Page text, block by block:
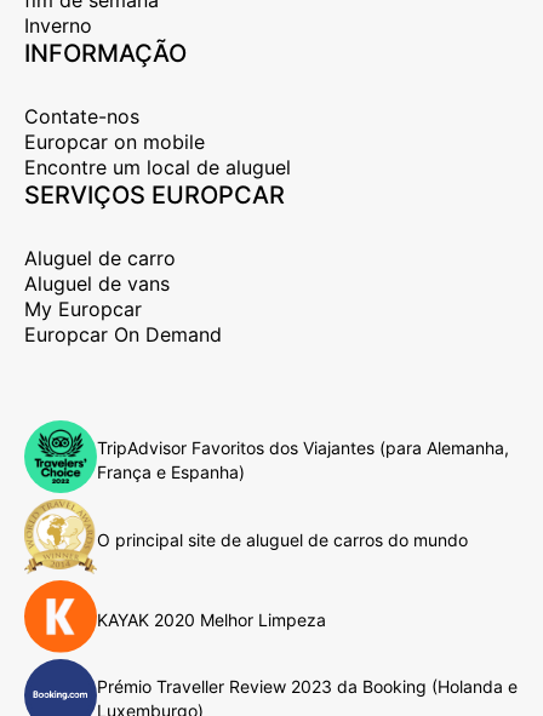
Inverno
INFORMAÇÃO
Contate-nos
Europcar on mobile
Encontre um local de aluguel
SERVIÇOS EUROPCAR
Aluguel de carro
Aluguel de vans
My Europcar
Europcar On Demand
TripAdvisor Favoritos dos Viajantes (para Alemanha,
França e Espanha)
O principal site de aluguel de carros do mundo
KAYAK 2020 Melhor Limpeza
Prémio Traveller Review 2023 da Booking (Holanda e
Luxemburgo)